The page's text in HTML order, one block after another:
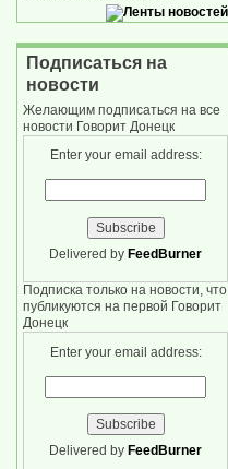
Подписаться на
новости
Желающим подписаться на все
новости Говорит Донецк
Enter your email address:
Delivered by FeedBurner
Подписка только на новости, что
публикуются на первой Говорит
Донецк
Enter your email address:
Delivered by FeedBurner